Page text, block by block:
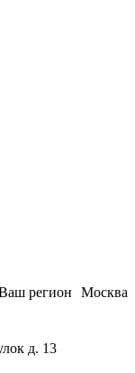
Москва
регион
д. 13